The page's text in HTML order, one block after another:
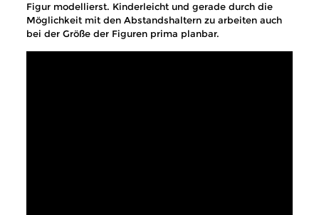
Figur modellierst. Kinderleicht und gerade durch die
Möglichkeit mit den Abstandshaltern zu arbeiten auch
bei der Größe der Figuren prima planbar.